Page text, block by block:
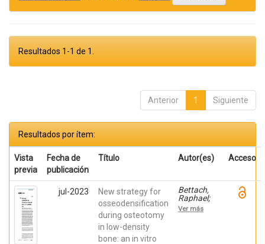
Resultados 1-1 de 1.
Anterior 1 Siguiente
Resultados por ítem:
Vista
previa
Fecha de
publicación
Título Autor(es) Acceso
jul-2023
New strategy for
osseodensification
during osteotomy
in low-density
bone: an in vitro
Bettach,
Raphael;
Boukhris,
Gilles; De
Ver más